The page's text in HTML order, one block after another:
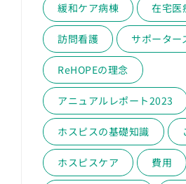
緩和ケア病棟 在宅医
訪問看護 サポーター
ReHOPEの理念
アニュアルレポート2023
ホスピスの基礎知識
ホスピスケア 費用